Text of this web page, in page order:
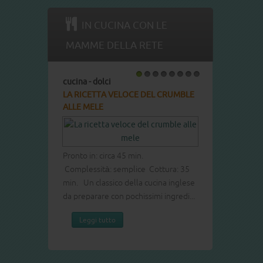
MAMME DELLA RETE
cucina - dolci
LA RICETTA VELOCE DEL CRUMBLE
ALLE MELE
Pronto in: circa 45 min.
Complessità: semplice Cottura: 35
min. Un classico della cucina inglese
da preparare con pochissimi ingredi...
Leggi tutto
LA RICETTA DEL
Pronto in: circa 60 min.
ogni occasione.